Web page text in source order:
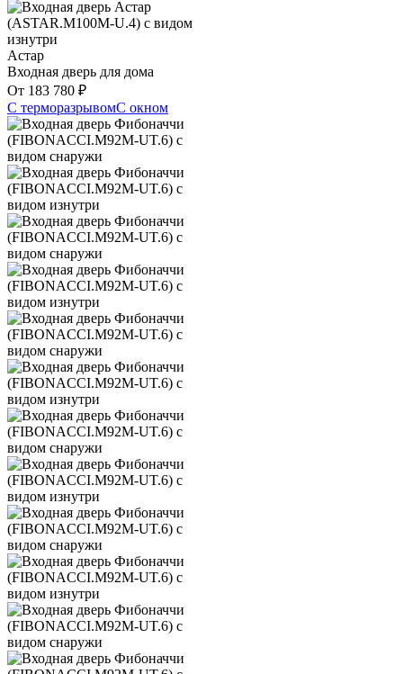
Астар
Входная дверь для дома
От 183 780 ₽
С терморазрывомС окном